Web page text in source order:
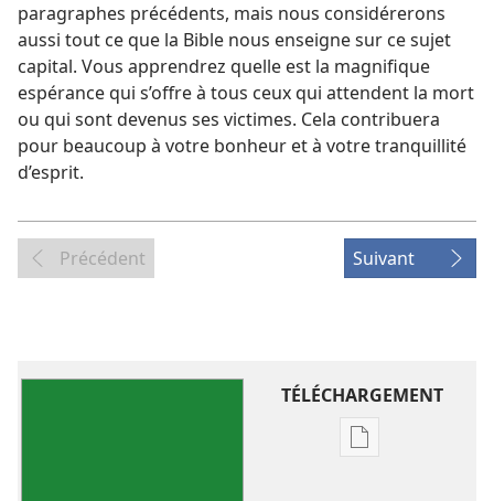
paragraphes précédents, mais nous considérerons
aussi tout ce que la Bible nous enseigne sur ce sujet
capital. Vous apprendrez quelle est la magnifique
espérance qui s’offre à tous ceux qui attendent la mort
ou qui sont devenus ses victimes. Cela contribuera
pour beaucoup à votre bonheur et à votre tranquillité
d’esprit.
Précédent Suivant
TÉLÉCHARGEMENT
Options